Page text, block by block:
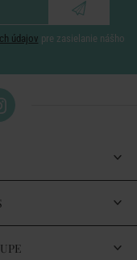
údajov pre zasielanie nášho